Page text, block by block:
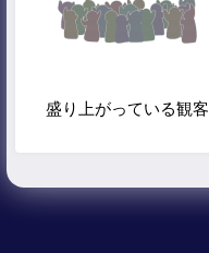
盛り上がっている観客